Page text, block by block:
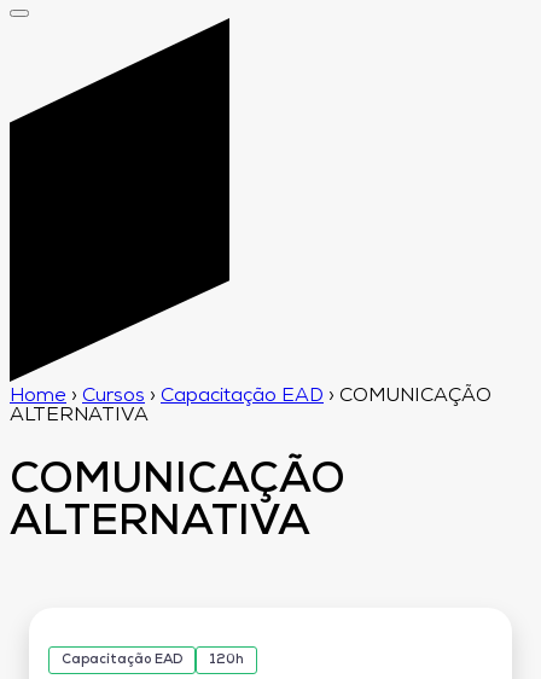
Home › Cursos › Capacitação EAD › COMUNICAÇÃO
ALTERNATIVA
COMUNICAÇÃO
ALTERNATIVA
Capacitação EAD 120h